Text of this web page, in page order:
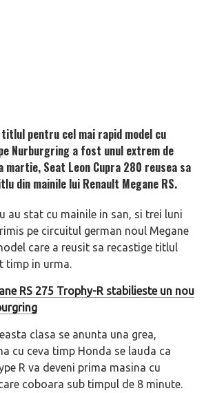
pentru cel mai rapid model cu
Nurburgring a fost unul extrem de
martie, Seat Leon Cupra 280 reusea sa
din mainile lui Renault Megane RS.
au stat cu mainile in san, si trei luni
pe circuitul german noul Megane
care a reusit sa recastige titlul
timp in urma.
RS 275 Trophy-R stabilieste un nou
clasa se anunta una grea,
cu ceva timp Honda se lauda ca
R va deveni prima masina cu
coboara sub timpul de 8 minute.